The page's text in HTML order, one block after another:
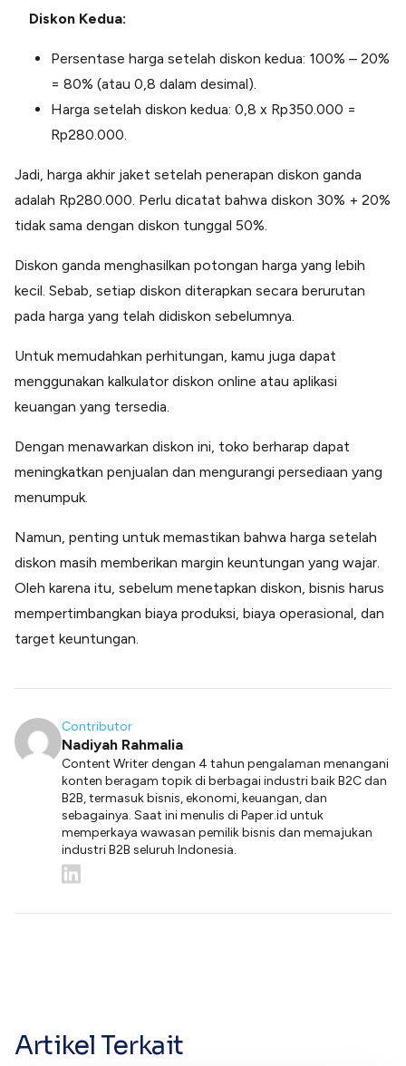
Diskon Kedua:
Persentase harga setelah diskon kedua: 100% – 20%
= 80% (atau 0,8 dalam desimal).
Harga setelah diskon kedua: 0,8 x Rp350.000 =
Rp280.000.
Jadi, harga akhir jaket setelah penerapan diskon ganda
adalah Rp280.000. Perlu dicatat bahwa diskon 30% + 20%
tidak sama dengan diskon tunggal 50%.
Diskon ganda menghasilkan potongan harga yang lebih
kecil. Sebab, setiap diskon diterapkan secara berurutan
pada harga yang telah didiskon sebelumnya.
Untuk memudahkan perhitungan, kamu juga dapat
menggunakan kalkulator diskon online atau aplikasi
keuangan yang tersedia.
Dengan menawarkan diskon ini, toko berharap dapat
meningkatkan penjualan dan mengurangi persediaan yang
menumpuk.
Namun, penting untuk memastikan bahwa harga setelah
diskon masih memberikan margin keuntungan yang wajar.
Oleh karena itu, sebelum menetapkan diskon, bisnis harus
mempertimbangkan biaya produksi, biaya operasional, dan
target keuntungan.
Contributor
Nadiyah Rahmalia
Content Writer dengan 4 tahun pengalaman menangani
konten beragam topik di berbagai industri baik B2C dan
B2B, termasuk bisnis, ekonomi, keuangan, dan
sebagainya. Saat ini menulis di Paper.id untuk
memperkaya wawasan pemilik bisnis dan memajukan
industri B2B seluruh Indonesia.
Artikel Terkait